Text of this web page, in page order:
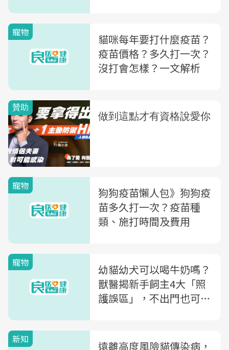
寵物
貓咪每年要打什麼疫苗？
疫苗價格？多久打一次？
沒打會怎樣？一文解析
寵物
狗狗疫苗懶人包》狗狗疫
苗多久打一次？疫苗種
類、施打時間及費用
寵物
幼貓幼犬可以喝牛奶嗎？
獸醫揭新手飼主4大「照
護誤區」，不出門也可能
新知 遠離高度風險貓傳染病，